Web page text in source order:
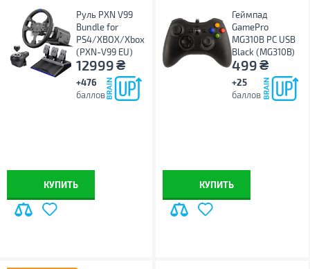
Руль PXN V99
Bundle for
PS4/XBOX/Xbox
(PXN-V99 EU)
12999₴
+476
баллов
КУПИТЬ
Геймпад
GamePro
MG310B PC USB
Black (MG310B)
499₴
+25
баллов
КУПИТЬ